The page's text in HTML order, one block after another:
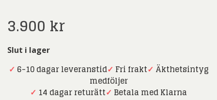
3.900 kr
Slut i lager
✓ 6-10 dagar leveranstid✓ Fri frakt✓ Äkthetsintyg
medföljer
✓ 14 dagar returätt✓ Betala med Klarna